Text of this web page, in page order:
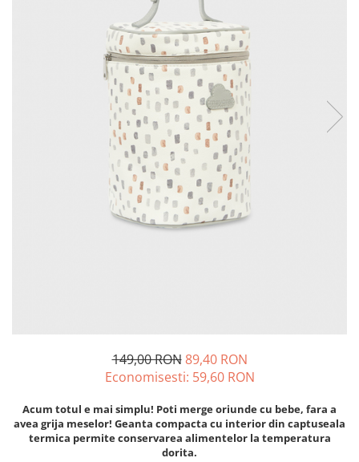
149,00 RON 89,40 RON
Economisesti: 59,60 RON
Acum totul e mai simplu! Poti merge oriunde cu bebe, fara a
avea grija meselor! Geanta compacta cu interior din captuseala
termica permite conservarea alimentelor la temperatura
dorita.